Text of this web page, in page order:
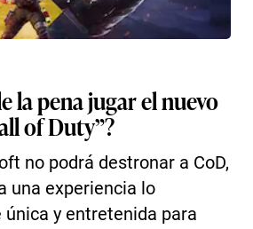
la pena jugar el nuevo
of Duty”?
no podrá destronar a CoD,
una experiencia lo
y entretenida para